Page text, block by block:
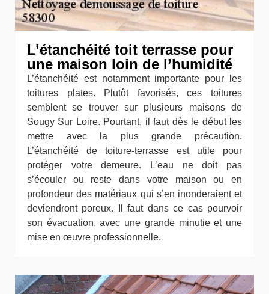
L’étanchéité toit terrasse pour
une maison loin de l’humidité
L’étanchéité est notamment importante pour les
toitures plates. Plutôt favorisés, ces toitures
semblent se trouver sur plusieurs maisons de
Sougy Sur Loire. Pourtant, il faut dès le début les
mettre avec la plus grande précaution.
L’étanchéité de toiture-terrasse est utile pour
protéger votre demeure. L’eau ne doit pas
s’écouler ou reste dans votre maison ou en
profondeur des matériaux qui s’en inonderaient et
deviendront poreux. Il faut dans ce cas pourvoir
son évacuation, avec une grande minutie et une
mise en œuvre professionnelle.